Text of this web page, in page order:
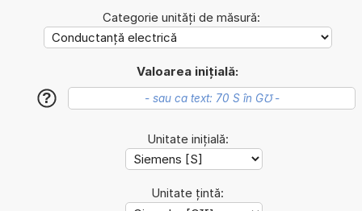
Categorie unități de măsură:
Valoarea inițială:
?
Unitate inițială:
Unitate țintă: